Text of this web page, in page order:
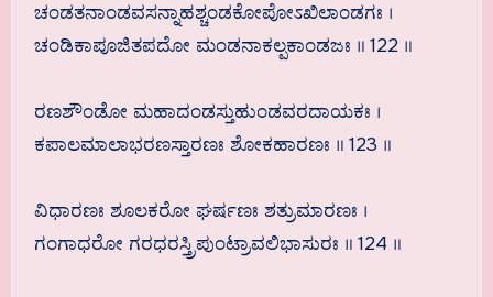
ಚಂಡತನಾಂಡವಸನ್ನಾಹಶ್ಚಂಡಕೋಪೋಽಖಿಲಾಂಡಗಃ ।
ಚಂಡಿಕಾಪೂಜಿತಪದೋ ಮಂಡನಾಕಲ್ಪಕಾಂಡಜಃ ॥ 122 ॥
ರಣಶೌಂಡೋ ಮಹಾದಂಡಸ್ತುಹುಂಡವರದಾಯಕಃ ।
ಕಪಾಲಮಾಲಾಭರಣಸ್ತಾರಣಃ ಶೋಕಹಾರಣಃ ॥ 123 ॥
ವಿಧಾರಣಃ ಶೂಲಕರೋ ಘರ್ಷಣಃ ಶತ್ರುಮಾರಣಃ ।
ಗಂಗಾಧರೋ ಗರಧರಸ್ತ್ರಿಪುಂಟ್ರಾವಲಿಭಾಸುರಃ ॥ 124 ॥